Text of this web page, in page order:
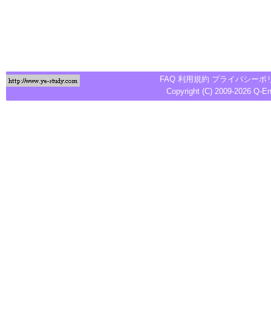
FAQ 利用規約 プライバシーポ
Copyright (C) 2009-2026 Q-